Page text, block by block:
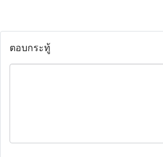
ตอบกระทู้